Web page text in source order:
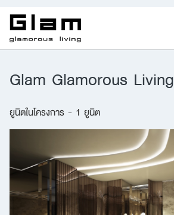
Glam Glamorous Living
ยูนิตในโครงการ - 1 ยูนิต